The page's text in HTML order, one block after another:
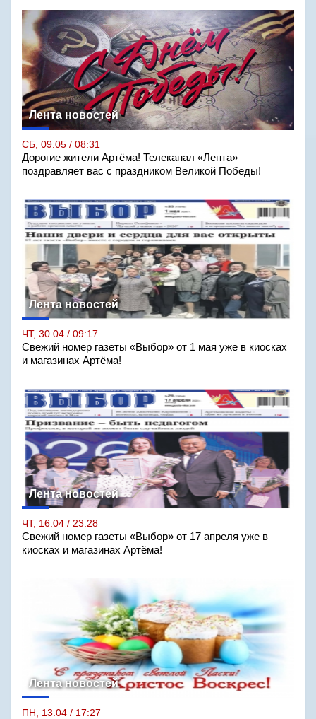
Лента новостей
СБ, 09.05 / 08:31
Дорогие жители Артёма! Телеканал «Лента»
поздравляет вас с праздником Великой Победы!
Лента новостей
ЧТ, 30.04 / 09:17
Свежий номер газеты «Выбор» от 1 мая уже в киосках
и магазинах Артёма!
Лента новостей
ЧТ, 16.04 / 23:28
Свежий номер газеты «Выбор» от 17 апреля уже в
киосках и магазинах Артёма!
Лента новостей
ПН, 13.04 / 17:27